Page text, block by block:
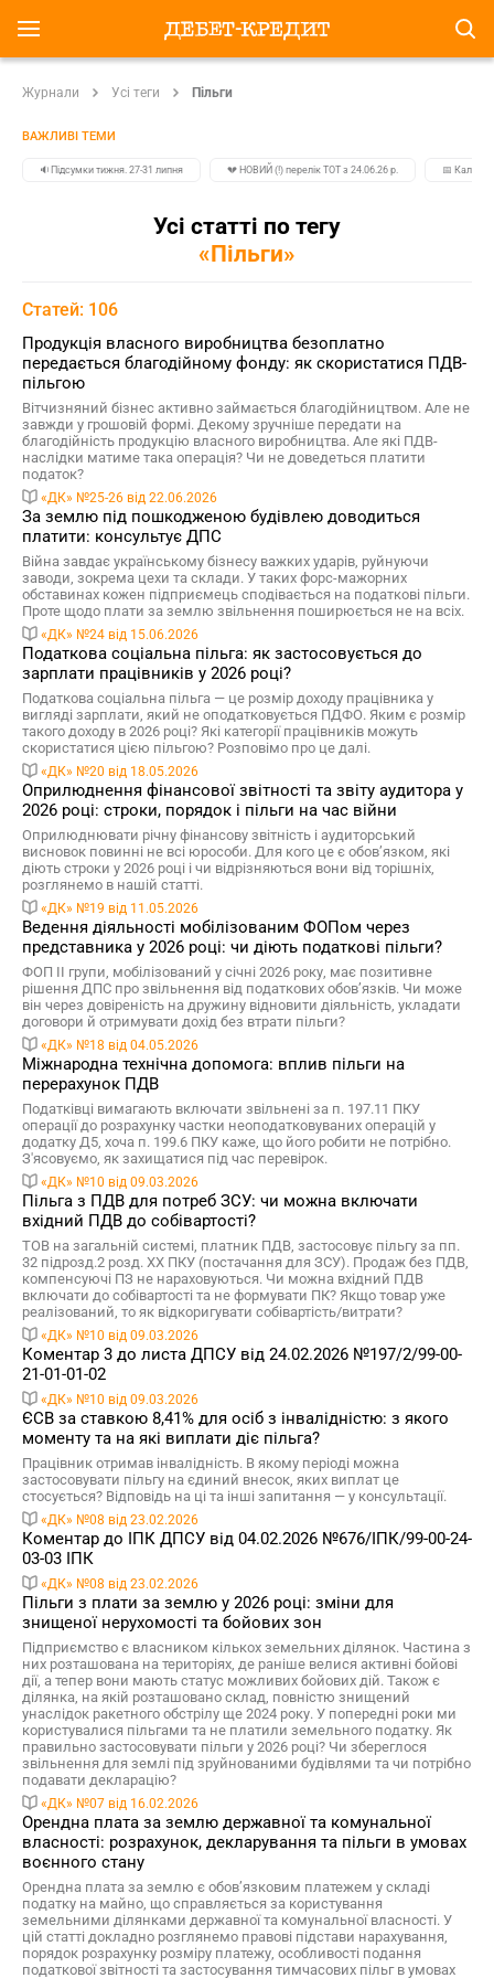
Журнали Усі теги Пільги
ВАЖЛИВІ ТЕМИ
🔉Підсумки тижня. 27-31 липня 💔 НОВИЙ (!) перелік ТОТ з 24.06.26 р. 📅
Усі статті по тегу
«Пільги»
Статей: 106
Продукція власного виробництва безоплатно
передається благодійному фонду: як скористатися ПДВ-
пільгою
Вітчизняний бізнес активно займається благодійництвом. Але не
завжди у грошовій формі. Декому зручніше передати на
благодійність продукцію власного виробництва. Але які ПДВ-
наслідки матиме така операція? Чи не доведеться платити
податок?
«ДК» №25-26 від 22.06.2026
За землю під пошкодженою будівлею доводиться
платити: консультує ДПС
Війна завдає українському бізнесу важких ударів, руйнуючи
заводи, зокрема цехи та склади. У таких форс-мажорних
обставинах кожен підприємець сподівається на податкові пільги.
Проте щодо плати за землю звільнення поширюється не на всіх.
«ДК» №24 від 15.06.2026
Податкова соціальна пільга: як застосовується до
зарплати працівників у 2026 році?
Податкова соціальна пільга — це розмір доходу працівника у
вигляді зарплати, який не оподатковується ПДФО. Яким є розмір
такого доходу в 2026 році? Які категорії працівників можуть
скористатися цією пільгою? Розповімо про це далі.
«ДК» №20 від 18.05.2026
Оприлюднення фінансової звітності та звіту аудитора у
2026 році: строки, порядок і пільги на час війни
Оприлюднювати річну фінансову звітність і аудиторський
висновок повинні не всі юрособи. Для кого це є обов’язком, які
діють строки у 2026 році і чи відрізняються вони від торішніх,
розглянемо в нашій статті.
«ДК» №19 від 11.05.2026
Ведення діяльності мобілізованим ФОПом через
представника у 2026 році: чи діють податкові пільги?
ФОП ІІ групи, мобілізований у січні 2026 року, має позитивне
рішення ДПС про звільнення від податкових обов’язків. Чи може
він через довіреність на дружину відновити діяльність, укладати
договори й отримувати дохід без втрати пільги?
«ДК» №18 від 04.05.2026
Міжнародна технічна допомога: вплив пільги на
перерахунок ПДВ
Податківці вимагають включати звільнені за п. 197.11 ПКУ
операції до розрахунку частки неоподатковуваних операцій у
додатку Д5, хоча п. 199.6 ПКУ каже, що його робити не потрібно.
З'ясовуємо, як захищатися під час перевірок.
«ДК» №10 від 09.03.2026
Пільга з ПДВ для потреб ЗСУ: чи можна включати
вхідний ПДВ до собівартості?
ТОВ на загальній системі, платник ПДВ, застосовує пільгу за пп.
32 підрозд.2 розд. ХХ ПКУ (постачання для ЗСУ). Продаж без ПДВ,
компенсуючі ПЗ не нараховуються. Чи можна вхідний ПДВ
включати до собівартості та не формувати ПК? Якщо товар уже
реалізований, то як відкоригувати собівартість/витрати?
«ДК» №10 від 09.03.2026
Коментар 3 до листа ДПСУ від 24.02.2026 №197/2/99-00-
21-01-01-02
«ДК» №10 від 09.03.2026
ЄСВ за ставкою 8,41% для осіб з інвалідністю: з якого
моменту та на які виплати діє пільга?
Працівник отримав інвалідність. В якому періоді можна
застосовувати пільгу на єдиний внесок, яких виплат це
стосується? Відповідь на ці та інші запитання — у консультації.
«ДК» №08 від 23.02.2026
Коментар до ІПК ДПСУ від 04.02.2026 №676/ІПК/99-00-24-
03-03 ІПК
«ДК» №08 від 23.02.2026
Пільги з плати за землю у 2026 році: зміни для
знищеної нерухомості та бойових зон
Підприємство є власником кількох земельних ділянок. Частина з
них розташована на територіях, де раніше велися активні бойові
дії, а тепер вони мають статус можливих бойових дій. Також є
ділянка, на якій розташовано склад, повністю знищений
унаслідок ракетного обстрілу ще 2024 року. У попередні роки ми
користувалися пільгами та не платили земельного податку. Як
правильно застосовувати пільги у 2026 році? Чи збереглося
звільнення для землі під зруйнованими будівлями та чи потрібно
подавати декларацію?
«ДК» №07 від 16.02.2026
Орендна плата за землю державної та комунальної
власності: розрахунок, декларування та пільги в умовах
воєнного стану
Орендна плата за землю є обов’язковим платежем у складі
податку на майно, що справляється за користування
земельними ділянками державної та комунальної власності. У
цій статті докладно розглянемо правові підстави нарахування,
порядок розрахунку розміру платежу, особливості подання
податкової звітності та застосування тимчасових пільг в умовах